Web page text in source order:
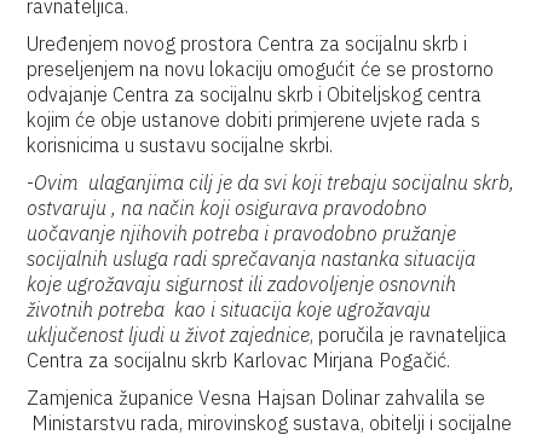
ravnateljica.
Uređenjem novog prostora Centra za socijalnu skrb i
preseljenjem na novu lokaciju omogućit će se prostorno
odvajanje Centra za socijalnu skrb i Obiteljskog centra
kojim će obje ustanove dobiti primjerene uvjete rada s
korisnicima u sustavu socijalne skrbi.
-Ovim ulaganjima cilj je da svi koji trebaju socijalnu skrb,
ostvaruju , na način koji osigurava pravodobno
uočavanje njihovih potreba i pravodobno pružanje
socijalnih usluga radi sprečavanja nastanka situacija
koje ugrožavaju sigurnost ili zadovoljenje osnovnih
životnih potreba kao i situacija koje ugrožavaju
uključenost ljudi u život zajednice, poručila je ravnateljica
Centra za socijalnu skrb Karlovac Mirjana Pogačić.
Zamjenica županice Vesna Hajsan Dolinar zahvalila se
Ministarstvu rada, mirovinskog sustava, obitelji i socijalne